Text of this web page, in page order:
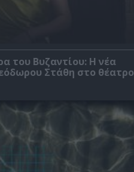
του Βυζαντίου: Η νέα
Στάθη στο θέατρο